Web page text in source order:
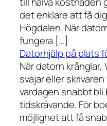
det enklare att få
Högdalen. När
fungera […]
Datorhjälp på plats
När datorn
svajar eller
vardagen snabbt
tidskrävande. För
möjlighet att få